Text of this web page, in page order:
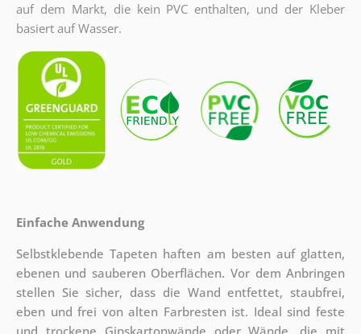
auf dem Markt, die kein PVC enthalten, und der Kleber
basiert auf Wasser.
Einfache Anwendung
Selbstklebende Tapeten haften am besten auf glatten,
ebenen und sauberen Oberflächen. Vor dem Anbringen
stellen Sie sicher, dass die Wand entfettet, staubfrei,
eben und frei von alten Farbresten ist. Ideal sind feste
und trockene Gipskartonwände oder Wände, die mit